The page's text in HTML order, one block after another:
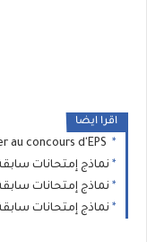
اقرا ايضا
نماذج إمتحانات سابقة لمباراة توظيف
نماذج إمتحانات سابقة لمباراة توظيف
نماذج إمتحانات سابقة لمباراة توظيف